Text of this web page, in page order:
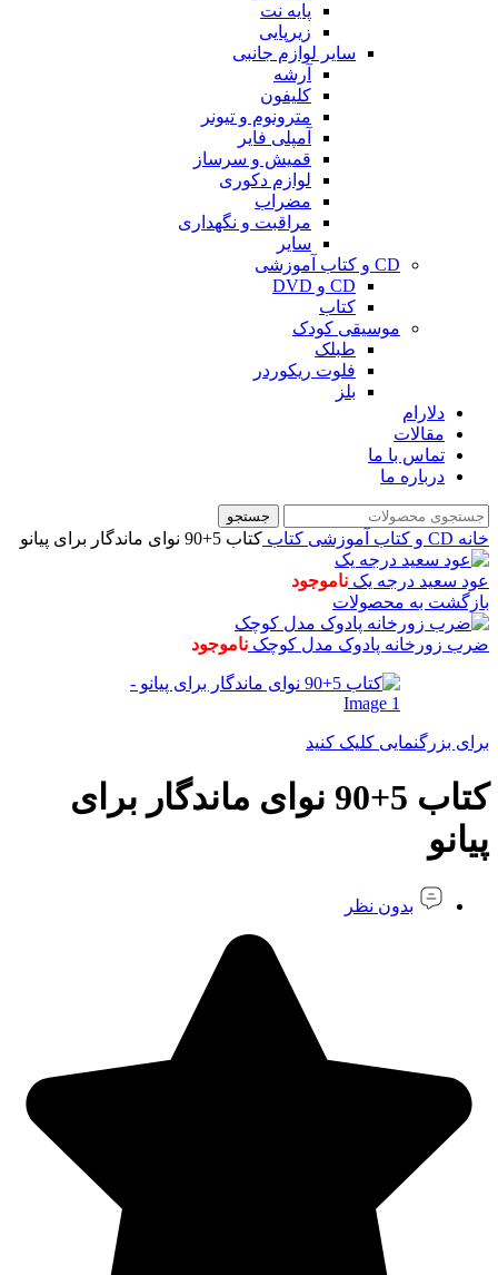
پایه نت
زیرپایی
سایر لوازم جانبی
آرشه
کلیفون
مترونوم و تیونر
آمپلی فایر
قمیش و سرساز
لوازم دکوری
مضراب
مراقبت و نگهداری
سایر
CD و کتاب آموزشی
CD و DVD
کتاب
موسیقی کودک
طبلک
فلوت ریکوردر
بلز
دلارام
مقالات
تماس با ما
درباره ما
جستجو
خانه CD و کتاب آموزشی کتاب کتاب 5+90 نوای ماندگار برای پیانو
عود سعید درجه یک ناموجود
بازگشت به محصولات
ضرب زورخانه پادوک مدل کوچک ناموجود
برای بزرگنمایی کلیک کنید
کتاب 5+90 نوای ماندگار برای
پیانو
بدون نظر